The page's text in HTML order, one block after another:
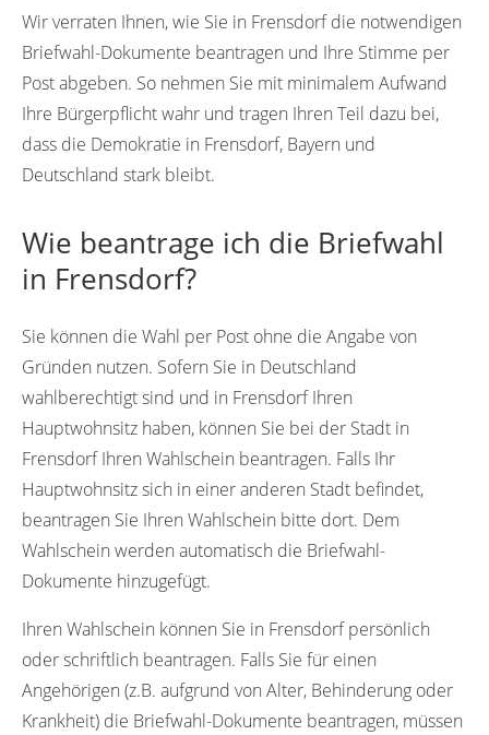
Wir verraten Ihnen, wie Sie in Frensdorf die notwendigen
Briefwahl-Dokumente beantragen und Ihre Stimme per
Post abgeben. So nehmen Sie mit minimalem Aufwand
Ihre Bürgerpflicht wahr und tragen Ihren Teil dazu bei,
dass die Demokratie in Frensdorf, Bayern und
Deutschland stark bleibt.
Wie beantrage ich die Briefwahl
in Frensdorf?
Sie können die Wahl per Post ohne die Angabe von
Gründen nutzen. Sofern Sie in Deutschland
wahlberechtigt sind und in Frensdorf Ihren
Hauptwohnsitz haben, können Sie bei der Stadt in
Frensdorf Ihren Wahlschein beantragen. Falls Ihr
Hauptwohnsitz sich in einer anderen Stadt befindet,
beantragen Sie Ihren Wahlschein bitte dort. Dem
Wahlschein werden automatisch die Briefwahl-
Dokumente hinzugefügt.
Ihren Wahlschein können Sie in Frensdorf persönlich
oder schriftlich beantragen. Falls Sie für einen
Angehörigen (z.B. aufgrund von Alter, Behinderung oder
Krankheit) die Briefwahl-Dokumente beantragen, müssen